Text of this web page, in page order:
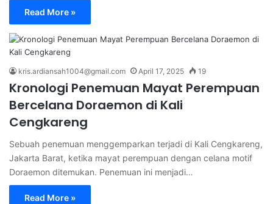
Read More »
kris.ardiansah1004@gmail.com April 17, 2025 19
Kronologi Penemuan Mayat Perempuan
Bercelana Doraemon di Kali
Cengkareng
Sebuah penemuan menggemparkan terjadi di Kali Cengkareng,
Jakarta Barat, ketika mayat perempuan dengan celana motif
Doraemon ditemukan. Penemuan ini menjadi…
Read More »